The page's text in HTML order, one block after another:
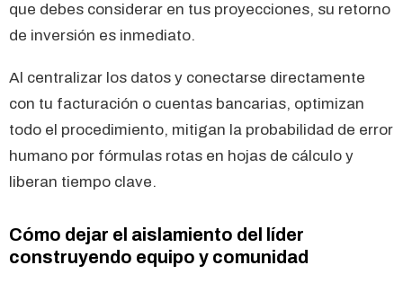
que debes considerar en tus proyecciones, su retorno
de inversión es inmediato.
Al centralizar los datos y conectarse directamente
con tu facturación o cuentas bancarias, optimizan
todo el procedimiento, mitigan la probabilidad de error
humano por fórmulas rotas en hojas de cálculo y
liberan tiempo clave.
Cómo dejar el aislamiento del líder
construyendo equipo y comunidad